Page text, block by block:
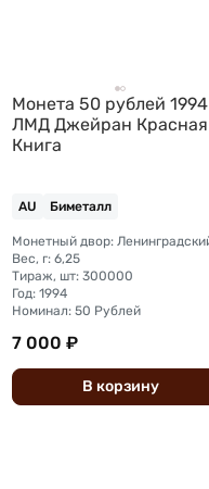
Монета 50 рублей 1994
ЛМД Джейран Красная
Книга
AU Биметалл
Вес, г: 6,25
Тираж, шт: 300000
Год: 1994
Номинал: 50 Рублей
7 000 ₽
В корзину